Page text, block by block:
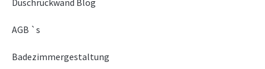
Duschrückwand Blog
AGB `s
Badezimmergestaltung